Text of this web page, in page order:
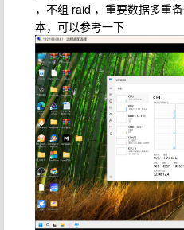
，不组 raid ，重要数据多重
本，可以参考一下